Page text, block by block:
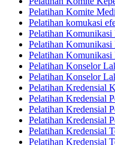
Pelatihan Komite
Pelatihan komukasi
Pelatihan
Pelatihan
Pelatihan
Pelatihan Konselor
Pelatihan Konselor
Pelatihan Kredensial
Pelatihan Kredensial
Pelatihan Kredensial
Pelatihan Kredensial
Pelatihan Kredensial
Pelatihan Kredensial